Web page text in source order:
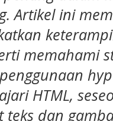
Artikel ini
memahami
HTML,
teks dan